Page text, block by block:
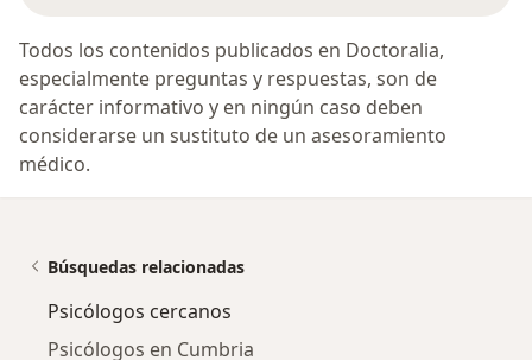
Todos los contenidos publicados en Doctoralia,
especialmente preguntas y respuestas, son de
carácter informativo y en ningún caso deben
considerarse un sustituto de un asesoramiento
médico.
Búsquedas relacionadas
Psicólogos cercanos
Psicólogos en Cumbria